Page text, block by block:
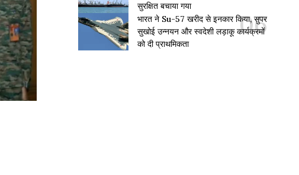
सुरक्षित बचाया गया
भारत ने Su-57 खरीद से इनकार किया, सुपर
सुखोई उन्नयन और स्वदेशी लड़ाकू कार्यक्रमों
को दी प्राथमिकता